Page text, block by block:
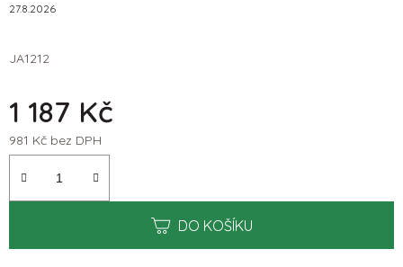
27.8.2026
JA1212
1 187 Kč
981 Kč bez DPH
DO KOŠÍKU